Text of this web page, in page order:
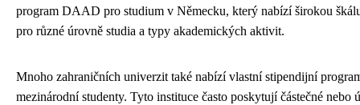
program DAAD pro studium v Německu, který nabízí širokou
pro různé úrovně studia a typy akademických aktivit.
Mnoho zahraničních univerzit také nabízí vlastní stipendijní
mezinárodní studenty. Tyto instituce často poskytují částečné nebo